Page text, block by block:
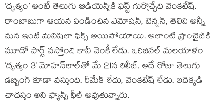
‘దృశ్యం’ అంటే తెలుగు ఆడియెన్స్‌కి ఫస్ట్ గుర్తొచ్చేది వెంకటేష్.
రాంబాబుగా ఆయన పండించిన ఎమోషన్, టెన్షన్, తెలివి అన్నీ
మన ఇంటి మనిషిలా ఫిక్స్ అయిపోయాయి. అలాంటి ఫ్రాంచైజ్‌కి
మూడో పార్ట్ వస్తోంది కానీ వెంకీ లేడు. ఒరిజినల్ మలయాళం
‘దృశ్యం 3’ మోహన్‌లాల్‌తో మే 21న రిలీజ్. అదే రోజు తెలుగు
డబ్బింగ్ కూడా వస్తుంది. రీమేక్ లేదు, వెంకటేష్ లేడు. ఇదెక్కడి
చాదస్తం అని ఫ్యాన్స్ ఫీల్ అవుతున్నారు.